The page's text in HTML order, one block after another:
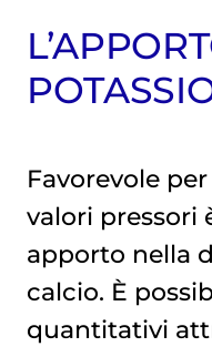
Favorevole
valori pressori
apporto nella
calcio. È
quantitativi